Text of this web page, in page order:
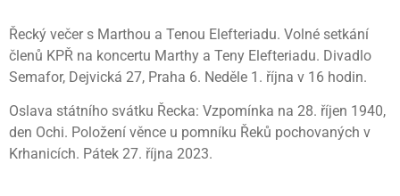
Řecký večer s Marthou a Tenou Elefteriadu. Volné setkání
členů KPŘ na koncertu Marthy a Teny Elefteriadu. Divadlo
Semafor, Dejvická 27, Praha 6. Neděle 1. října v 16 hodin.
Oslava státního svátku Řecka: Vzpomínka na 28. říjen 1940,
den Ochi. Položení věnce u pomníku Řeků pochovaných v
Krhanicích. Pátek 27. října 2023.